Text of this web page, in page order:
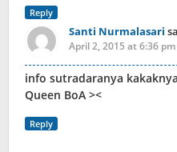
Reply
Santi Nurmalasari
April 2, 2015 at 6:36 pm
info sutradaranya
Queen BoA ><
Reply